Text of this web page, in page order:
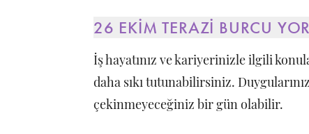
26 EKİM TERAZİ BURCU
İş hayatınız ve kariyerinizle ilgili
daha sıkı tutunabilirsiniz.
çekinmeyeceğiniz bir gün olabilir.